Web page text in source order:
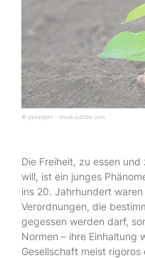
© yanadjan - stock.adobe.com
Die Freiheit, zu essen
will, ist ein junges
ins 20. Jahrhundert
Verordnungen, die
gegessen werden darf,
Normen – ihre Einhaltung
Gesellschaft meist